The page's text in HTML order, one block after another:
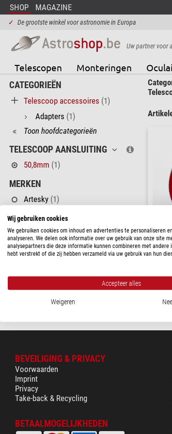
SHOP MAGAZINE
✓ De grootste winkel voor astronomie in Europa
Uw partner voor
Telescopen Monteringen
CATEGORIEËN
Telescoop accessoires (1)
Adapters (1)
Toon hoofdcategorieën
TELESCOOP AANSLUITING
50,8mm (1)
MERKEN
Artesky (1)
PRIJS
60 - 120 $(1)
LEVERINGS STATUS
$
BEVEILIGING & PRIVACY
Voorwaarden
Imprint
Privacy
Take-back & Recycling
BETAALMOGELIJKHEDEN
Wij gebruiken cookies
We gebruiken cookies om inhoud en advertenties te personaliseren
analyseren. We delen ook informatie over uw gebruik van onze site
analysepartners die deze informatie kunnen combineren met andere
hebt verstrekt of die zij hebben verzameld via uw gebruik van hun
Accepteer alles
Weigeren